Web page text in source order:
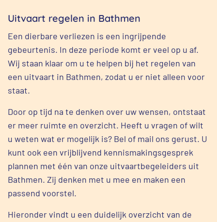
Uitvaart regelen in Bathmen
Een dierbare verliezen is een ingrijpende
gebeurtenis. In deze periode komt er veel op u af.
Wij staan klaar om u te helpen bij het regelen van
een uitvaart in Bathmen, zodat u er niet alleen voor
staat.
Door op tijd na te denken over uw wensen, ontstaat
er meer ruimte en overzicht. Heeft u vragen of wilt
u weten wat er mogelijk is? Bel of mail ons gerust. U
kunt ook een vrijblijvend kennismakingsgesprek
plannen met één van onze uitvaartbegeleiders uit
Bathmen. Zij denken met u mee en maken een
passend voorstel.
Hieronder vindt u een duidelijk overzicht van de